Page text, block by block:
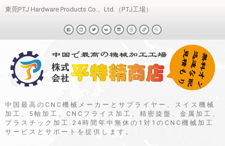
東莞PTJ Hardware Products Co.、Ltd.（PTJ工場）
中国最高のCNC機械メーカーとサプライヤー、スイス機械
加工、5軸加工、CNCフライス加工、精密旋盤、金属加工、
プラスチック加工.24時間年中無休の1対1のCNC機械加工
サービスとサポートを提供します。